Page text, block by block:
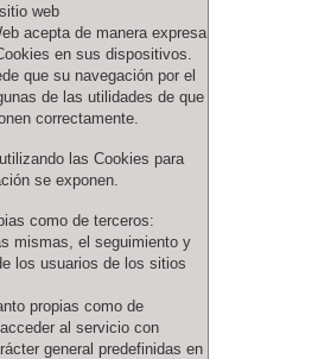
web
acepta de manera expresa
en sus dispositivos.
que su navegación por el
de las utilidades de que
correctamente.
las Cookies para
se exponen.
como de terceros:
mismas, el seguimiento y
los usuarios de los sitios
propias como de
al servicio con
general predefinidas en